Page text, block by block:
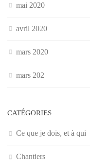
mai 2020
avril 2020
mars 2020
mars 202
CATÉGORIES
Ce que je dois, et à qui
Chantiers